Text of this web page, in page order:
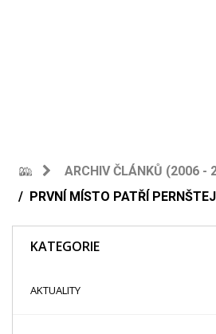
ARCHIV ČLÁNKŮ (2006 -
PRVNÍ MÍSTO PATŘÍ
KATEGORIE
AKTUALITY